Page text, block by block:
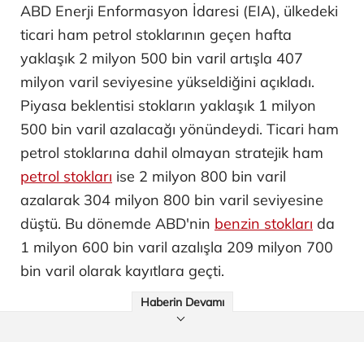
ABD Enerji Enformasyon İdaresi (EIA), ülkedeki
ticari ham petrol stoklarının geçen hafta
yaklaşık 2 milyon 500 bin varil artışla 407
milyon varil seviyesine yükseldiğini açıkladı.
Piyasa beklentisi stokların yaklaşık 1 milyon
500 bin varil azalacağı yönündeydi. Ticari ham
petrol stoklarına dahil olmayan stratejik ham
petrol stokları ise 2 milyon 800 bin varil
azalarak 304 milyon 800 bin varil seviyesine
düştü. Bu dönemde ABD'nin benzin stokları da
1 milyon 600 bin varil azalışla 209 milyon 700
bin varil olarak kayıtlara geçti.
Haberin Devamı